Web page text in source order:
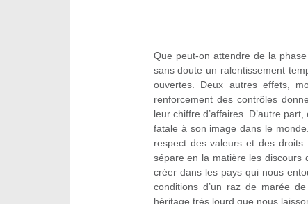
Que peut-on attendre de la
sans doute un ralentissement
ouvertes. Deux autres effets,
renforcement des contrôles
leur chiffre d’affaires. D’autre
fatale à son image dans le
respect des valeurs et des
sépare en la matière les discours
créer dans les pays qui nous
conditions d’un raz de marée
héritage très lourd que nous